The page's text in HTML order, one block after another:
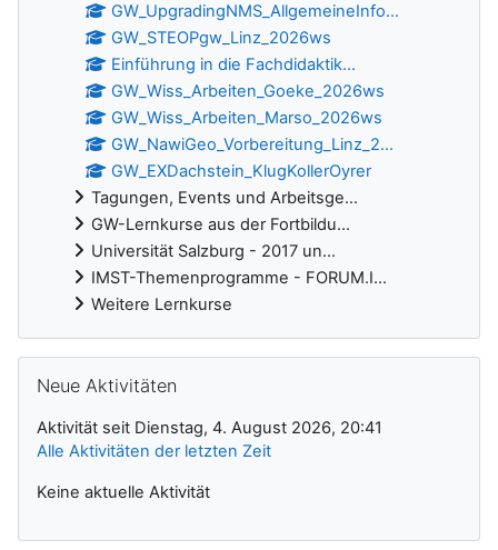
GW_UpgradingNMS_AllgemeineInfo...
GW_STEOPgw_Linz_2026ws
Einführung in die Fachdidaktik...
GW_Wiss_Arbeiten_Goeke_2026ws
GW_Wiss_Arbeiten_Marso_2026ws
GW_NawiGeo_Vorbereitung_Linz_2...
GW_EXDachstein_KlugKollerOyrer
Tagungen, Events und Arbeitsge...
GW-Lernkurse aus der Fortbildu...
Universität Salzburg - 2017 un...
IMST-Themenprogramme - FORUM.I...
Weitere Lernkurse
Neue Aktivitäten
Aktivität seit Dienstag, 4. August 2026, 20:41
Alle Aktivitäten der letzten Zeit
Keine aktuelle Aktivität